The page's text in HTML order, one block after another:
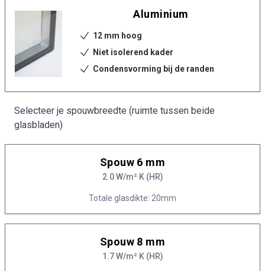
Aluminium
12 mm hoog
Niet isolerend kader
Condensvorming bij de randen
Selecteer je spouwbreedte (ruimte tussen beide
glasbladen)
Spouw 6 mm
2.0 W/m² K (HR)
Totale glasdikte: 20mm
Spouw 8 mm
1.7 W/m² K (HR)